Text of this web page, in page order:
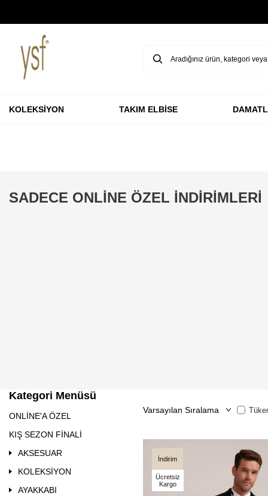
KOLEKSİYON TAKIM ELBİSE
SADECE ONLİNE ÖZEL İNDİRİMLERİ
Kategori Menüsü
ONLİNE'A ÖZEL
KIŞ SEZON FİNALİ
AKSESUAR
KOLEKSİYON
AYAKKABI
İndirim
Ücretsiz
Kargo